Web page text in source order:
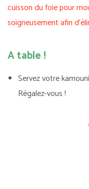
cuisson du foie pour
soigneusement afin
A table !
Servez votre
Régalez-vous !